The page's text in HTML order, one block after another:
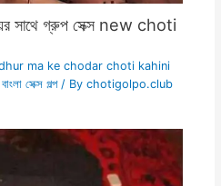
সাথে গ্রুপ সেক্স new choti
ma ke chodar choti kahini
বাংলা সেক্স গল্প/ By chotigolpo.club